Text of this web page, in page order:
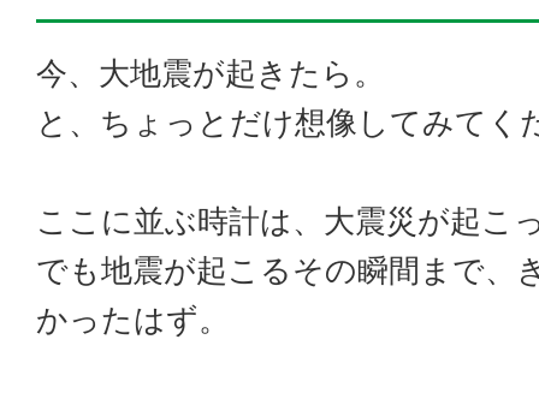
今、大地震が起きたら。
と、ちょっとだけ想像してみてく
ここに並ぶ時計は、大震災が起こ
でも地震が起こるその瞬間まで、
かったはず。